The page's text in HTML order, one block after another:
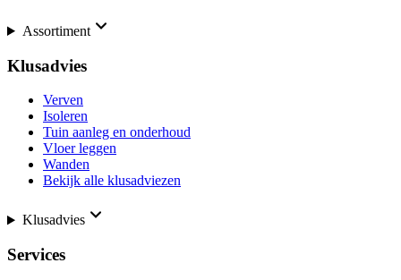
Assortiment
Klusadvies
Verven
Isoleren
Tuin aanleg en onderhoud
Vloer leggen
Wanden
Bekijk alle klusadviezen
Klusadvies
Services